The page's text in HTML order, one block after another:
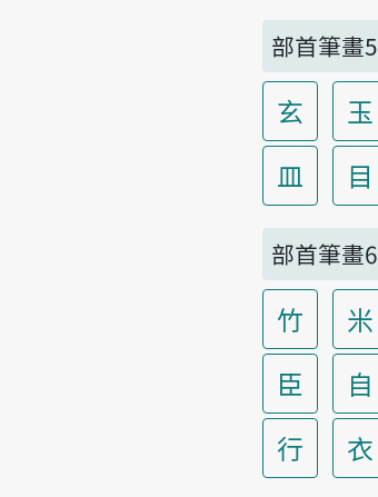
部首筆畫5
玄 玉
皿
目
部首筆畫6
竹 米
臣
自
行
衣